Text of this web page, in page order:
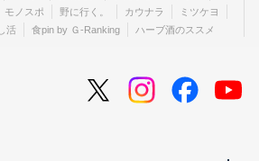
モノスポ 野に行く。 カウナラ
ミツケヨ
活 食pin by Ｇ-Ranking ハーブ酒のススメ